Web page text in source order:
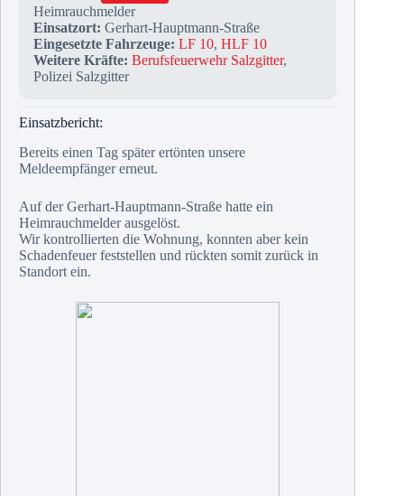
Heimrauchmelder
Einsatzort: Gerhart-Hauptmann-Straße
Eingesetzte Fahrzeuge: LF 10, HLF 10
Weitere Kräfte: Berufsfeuerwehr Salzgitter,
Polizei Salzgitter
Einsatzbericht:
Bereits einen Tag später ertönten unsere
Meldeempfänger erneut.
Auf der Gerhart-Hauptmann-Straße hatte ein
Heimrauchmelder ausgelöst.
Wir kontrollierten die Wohnung, konnten aber kein
Schadenfeuer feststellen und rückten somit zurück in
Standort ein.